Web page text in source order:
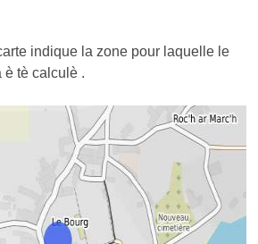
indique la zone pour laquelle le
è tè calculè .